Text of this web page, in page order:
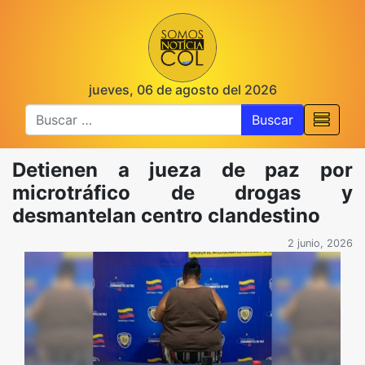
jueves, 06 de agosto del 2026
Buscar
Detienen a jueza de paz por
microtráfico de drogas y
desmantelan centro clandestino
2 junio, 2026